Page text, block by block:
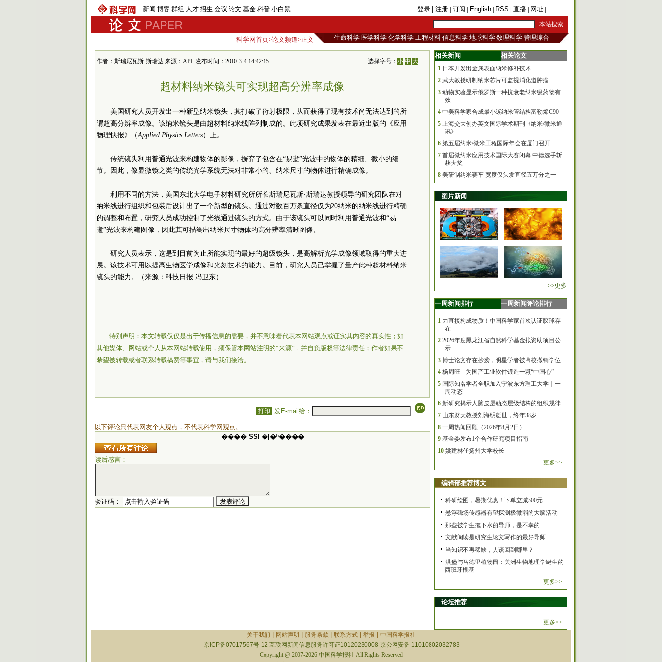
新闻 博客 群组 人才 招生 会议 论文 基金 科普 小白鼠 登录 | 注册 | 订阅 | English | RSS | 直播 | 网址 |
科学网首页>论文频道>正文 生命科学 医学科学 化学科学 工程材料 信息科学 地球科学 数理科学 管理综合
作者：斯瑞尼瓦斯·斯瑞达 来源：APL 发布时间：2010-3-4 14:42:15 选择字号：小 中 大
超材料纳米镜头可实现超高分辨率成像
美国研究人员开发出一种新型纳米镜头，其打破了衍射极限，从而获得了现有技术尚无法达到的所
谓超高分辨率成像。该纳米镜头是由超材料纳米线阵列制成的。此项研究成果发表在最近出版的《应用
物理快报》（Applied Physics Letters）上。
传统镜头利用普通光波来构建物体的影像，摒弃了包含在“易逝”光波中的物体的精细、微小的细
节。因此，像显微镜之类的传统光学系统无法对非常小的、纳米尺寸的物体进行精确成像。
利用不同的方法，美国东北大学电子材料研究所所长斯瑞尼瓦斯·斯瑞达教授领导的研究团队在对
纳米线进行组织和包装后设计出了一个新型的镜头。通过对数百万条直径仅为20纳米的纳米线进行精确
的调整和布置，研究人员成功控制了光线通过镜头的方式。由于该镜头可以同时利用普通光波和“易
逝”光波来构建图像，因此其可描绘出纳米尺寸物体的高分辨率清晰图像。
研究人员表示，这是到目前为止所能实现的最好的超级镜头，是高解析光学成像领域取得的重大进
展。该技术可用以提高生物医学成像和光刻技术的能力。目前，研究人员已掌握了量产此种超材料纳米
镜头的能力。（来源：科技日报 冯卫东）
特别声明：本文转载仅仅是出于传播信息的需要，并不意味着代表本网站观点或证实其内容的真实性；如
其他媒体、网站或个人从本网站转载使用，须保留本网站注明的“来源”，并自负版权等法律责任；作者如果不
希望被转载或者联系转载稿费等事宜，请与我们接洽。
打印 发E-mail给：
以下评论只代表网友个人观点，不代表科学网观点。
���� SSI �ļ�ʱ����
读后感言：
验证码：
相关新闻 相关论文
1 日本开发出金属表面纳米修补技术
2 武大教授研制纳米芯片可监视消化道肿瘤
3 动物实验显示俄罗斯一种抗衰老纳米级药物有
效
4 中美科学家合成最小碳纳米管结构富勒烯C90
5 上海交大创办英文国际学术期刊《纳米/微米通
讯》
6 第五届纳米/微米工程国际年会在厦门召开
7 首届微纳米应用技术国际大赛闭幕 中德选手斩
获大奖
8 美研制纳米赛车 宽度仅头发直径五万分之一
图片新闻
>>更多
一周新闻排行 一周新闻评论排行
1 力直接构成物质！中国科学家首次认证胶球存
在
2 2026年度黑龙江省自然科学基金拟资助项目公
示
3 博士论文存在抄袭，明星学者被高校撤销学位
4 杨周旺：为国产工业软件锻造一颗“中国心”
5 国际知名学者全职加入宁波东方理工大学｜一
周动态
6 新研究揭示人脑皮层动态层级结构的组织规律
7 山东财大教授刘海明逝世，终年38岁
8 一周热闻回顾（2026年8月2日）
9 基金委发布1个合作研究项目指南
10 姚建林任扬州大学校长
更多>>
编辑部推荐博文
科研绘图，暑期优惠！下单立减500元
悬浮磁场传感器有望探测极微弱的大脑活动
那些被学生拖下水的导师，是不幸的
文献阅读是研究生论文写作的最好导师
当知识不再稀缺，人该回到哪里？
洪堡与马德里植物园：美洲生物地理学诞生的
西班牙根基
更多>>
论坛推荐
更多>>
关于我们
网站声明 服务条款 联系方式| 举报
中国科学报社
京ICP备07017567号-12 互联网新闻信息服务许可证10120230008 京公网安备 11010802032783
Copyright @ 2007-2026 中国科学报社 All Rights Reserved